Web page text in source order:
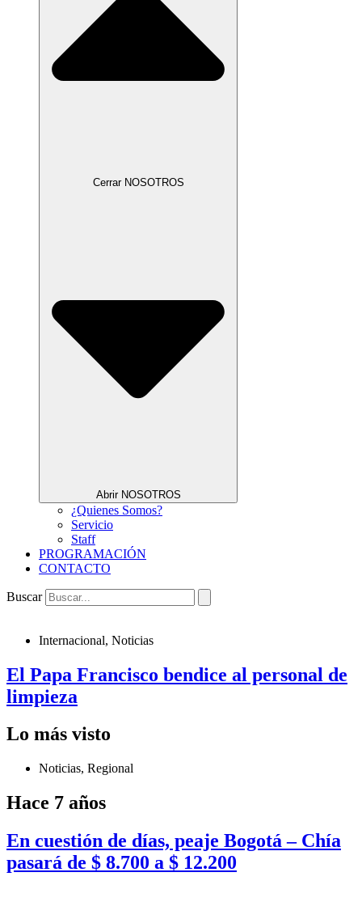
Cerrar NOSOTROS
Abrir NOSOTROS
¿Quienes Somos?
Servicio
Staff
PROGRAMACIÓN
CONTACTO
Buscar
Internacional, Noticias
El Papa Francisco bendice al personal de
limpieza
Lo más visto
Noticias, Regional
Hace 7 años
En cuestión de días, peaje Bogotá – Chía
pasará de $ 8.700 a $ 12.200